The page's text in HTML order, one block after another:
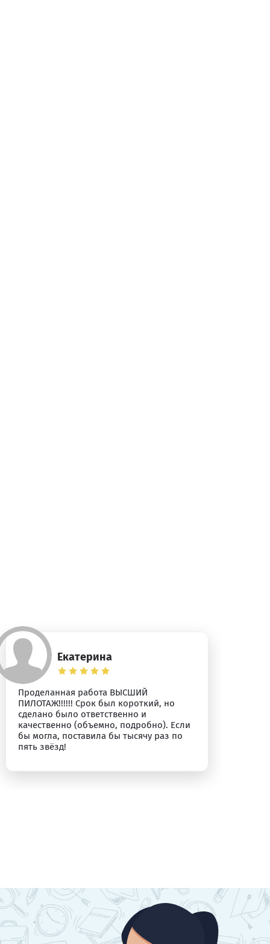
Екатерина
Проделанная работа ВЫСШИЙ
ПИЛОТАЖ!!!!!! Срок был короткий, но
сделано было ответственно и
качественно (объемно, подробно). Если
бы могла, поставила бы тысячу раз по
пять звёзд!